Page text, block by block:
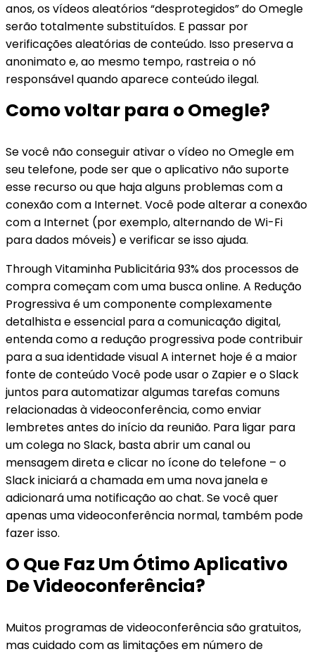
anos, os vídeos aleatórios “desprotegidos” do Omegle
serão totalmente substituídos. E passar por
verificações aleatórias de conteúdo. Isso preserva a
anonimato e, ao mesmo tempo, rastreia o nó
responsável quando aparece conteúdo ilegal.
Como voltar para o Omegle?
Se você não conseguir ativar o vídeo no Omegle em
seu telefone, pode ser que o aplicativo não suporte
esse recurso ou que haja alguns problemas com a
conexão com a Internet. Você pode alterar a conexão
com a Internet (por exemplo, alternando de Wi-Fi
para dados móveis) e verificar se isso ajuda.
Through Vitaminha Publicitária 93% dos processos de
compra começam com uma busca online. A Redução
Progressiva é um componente complexamente
detalhista e essencial para a comunicação digital,
entenda como a redução progressiva pode contribuir
para a sua identidade visual A internet hoje é a maior
fonte de conteúdo Você pode usar o Zapier e o Slack
juntos para automatizar algumas tarefas comuns
relacionadas à videoconferência, como enviar
lembretes antes do início da reunião. Para ligar para
um colega no Slack, basta abrir um canal ou
mensagem direta e clicar no ícone do telefone – o
Slack iniciará a chamada em uma nova janela e
adicionará uma notificação ao chat. Se você quer
apenas uma videoconferência normal, também pode
fazer isso.
O Que Faz Um Ótimo Aplicativo
De Videoconferência?
Muitos programas de videoconferência são gratuitos,
mas cuidado com as limitações em número de